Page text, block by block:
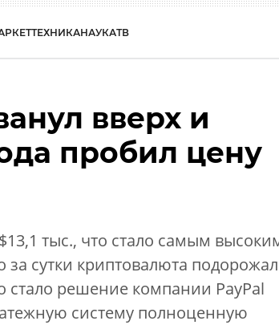
ТЕХНИКАНАУКАТВ
вверх и
пробил цену
тыс., что стало самым
за сутки криптовалюта
стало решение компании PayPal
систему полноценную